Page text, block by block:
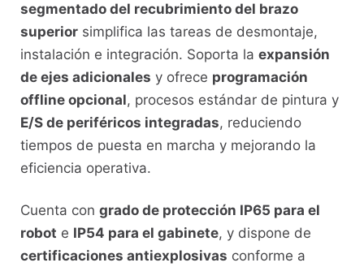
segmentado del recubrimiento del brazo
superior simplifica las tareas de desmontaje,
instalación e integración. Soporta la expansión
de ejes adicionales y ofrece programación
offline opcional, procesos estándar de pintura y
E/S de periféricos integradas, reduciendo
tiempos de puesta en marcha y mejorando la
eficiencia operativa.
Cuenta con grado de protección IP65 para el
robot e IP54 para el gabinete, y dispone de
certificaciones antiexplosivas conforme a